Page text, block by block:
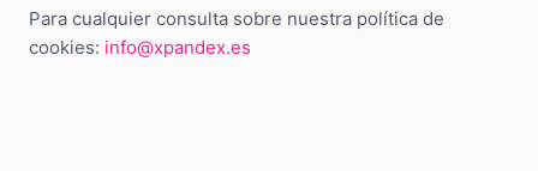
Para cualquier consulta sobre nuestra política de
cookies: info@xpandex.es